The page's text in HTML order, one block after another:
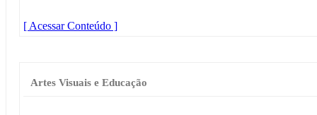
[ Acessar Conteúdo ]
Artes Visuais e Educação